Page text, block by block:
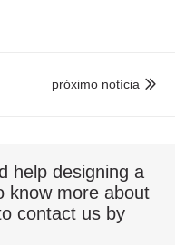

próximo notícia
help designing a
know more about
contact us by